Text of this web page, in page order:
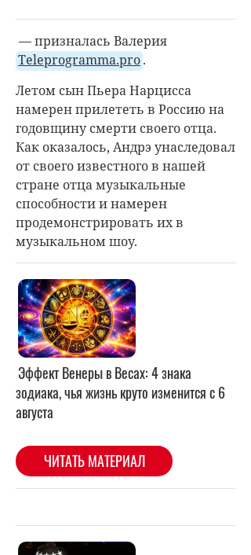
— призналась Валерия
Teleprogramma.pro.
Летом сын Пьера Нарцисса
намерен прилететь в Россию на
годовщину смерти своего отца.
Как оказалось, Андрэ унаследовал
от своего известного в нашей
стране отца музыкальные
способности и намерен
продемонстрировать их в
музыкальном шоу.